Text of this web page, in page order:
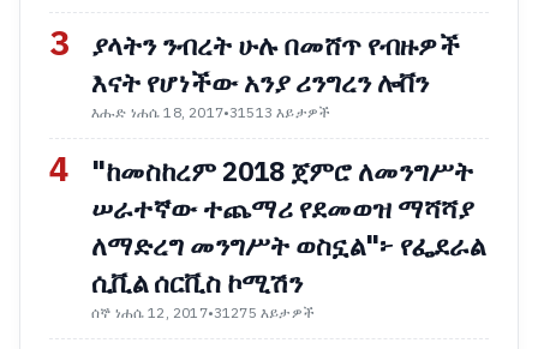
3
ያላትን ንብረት ሁሉ በመሸጥ የብዙዎች
እናት የሆነችው አንያ ሪንግረን ሎቨን
እሑድ ነሐሴ 18, 2017•31513 እይታዎች
4
"ከመስከረም 2018 ጀምሮ ለመንግሥት
ሠራተኛው ተጨማሪ የደመወዝ ማሻሻያ
ለማድረግ መንግሥት ወስኗል"፦ የፌደራል
ሲቪል ሰርቪስ ኮሚሽን
ሰኞ ነሐሴ 12, 2017•31275 እይታዎች